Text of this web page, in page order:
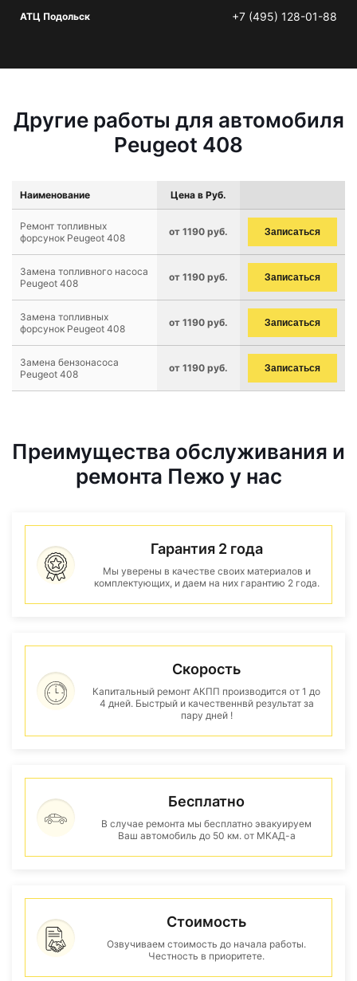
АТЦ Подольск +7 (495) 128-01-88
Другие работы для автомобиля
Peugeot 408
Наименование Цена в Руб.
Ремонт топливных
форсунок Peugeot 408
от 1190 руб. Записаться
Замена топливного насоса
Peugeot 408
от 1190 руб. Записаться
Замена топливных
форсунок Peugeot 408
от 1190 руб. Записаться
Замена бензонасоса
Peugeot 408
от 1190 руб. Записаться
Преимущества обслуживания и
ремонта Пежо у нас
Гарантия 2 года
Мы уверены в качестве своих материалов и
комплектующих, и даем на них гарантию 2 года.
Скорость
Капитальный ремонт АКПП производится от 1 до
4 дней. Быстрый и качественнвй результат за
пару дней !
Бесплатно
В случае ремонта мы бесплатно эвакуируем
Ваш автомобиль до 50 км. от МКАД-а
Стоимость
Озвучиваем стоимость до начала работы.
Честность в приоритете.